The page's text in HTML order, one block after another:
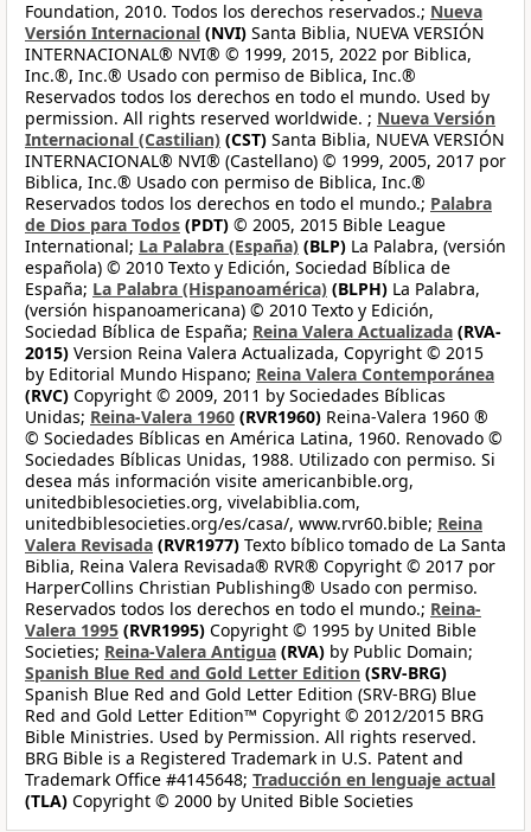
Foundation, 2010. Todos los derechos reservados.; Nueva
Versión Internacional (NVI) Santa Biblia, NUEVA VERSIÓN
INTERNACIONAL® NVI® © 1999, 2015, 2022 por Biblica,
Inc.®, Inc.® Usado con permiso de Biblica, Inc.®
Reservados todos los derechos en todo el mundo. Used by
permission. All rights reserved worldwide. ; Nueva Versión
Internacional (Castilian) (CST) Santa Biblia, NUEVA VERSIÓN
INTERNACIONAL® NVI® (Castellano) © 1999, 2005, 2017 por
Biblica, Inc.® Usado con permiso de Biblica, Inc.®
Reservados todos los derechos en todo el mundo.; Palabra
de Dios para Todos (PDT) © 2005, 2015 Bible League
International; La Palabra (España) (BLP) La Palabra, (versión
española) © 2010 Texto y Edición, Sociedad Bíblica de
España; La Palabra (Hispanoamérica) (BLPH) La Palabra,
(versión hispanoamericana) © 2010 Texto y Edición,
Sociedad Bíblica de España; Reina Valera Actualizada (RVA-
2015) Version Reina Valera Actualizada, Copyright © 2015
by Editorial Mundo Hispano; Reina Valera Contemporánea
(RVC) Copyright © 2009, 2011 by Sociedades Bíblicas
Unidas; Reina-Valera 1960 (RVR1960) Reina-Valera 1960 ®
© Sociedades Bíblicas en América Latina, 1960. Renovado ©
Sociedades Bíblicas Unidas, 1988. Utilizado con permiso. Si
desea más información visite americanbible.org,
unitedbiblesocieties.org, vivelabiblia.com,
unitedbiblesocieties.org/es/casa/, www.rvr60.bible; Reina
Valera Revisada (RVR1977) Texto bíblico tomado de La Santa
Biblia, Reina Valera Revisada® RVR® Copyright © 2017 por
HarperCollins Christian Publishing® Usado con permiso.
Reservados todos los derechos en todo el mundo.; Reina-
Valera 1995 (RVR1995) Copyright © 1995 by United Bible
Societies; Reina-Valera Antigua (RVA) by Public Domain;
Spanish Blue Red and Gold Letter Edition (SRV-BRG)
Spanish Blue Red and Gold Letter Edition (SRV-BRG) Blue
Red and Gold Letter Edition™ Copyright © 2012/2015 BRG
Bible Ministries. Used by Permission. All rights reserved.
BRG Bible is a Registered Trademark in U.S. Patent and
Trademark Office #4145648; Traducción en lenguaje actual
(TLA) Copyright © 2000 by United Bible Societies